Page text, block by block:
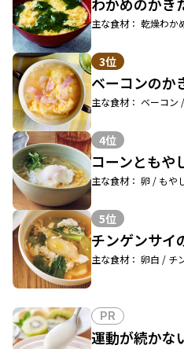
わかめのかき
主な食材： 乾燥わか
3位
ベーコンのか
主な食材： ベーコン
4位
コーンともや
主な食材： 卵 / もや
5位
チンゲンサイ
主な食材： 卵白 / チ
PR
運動が続か